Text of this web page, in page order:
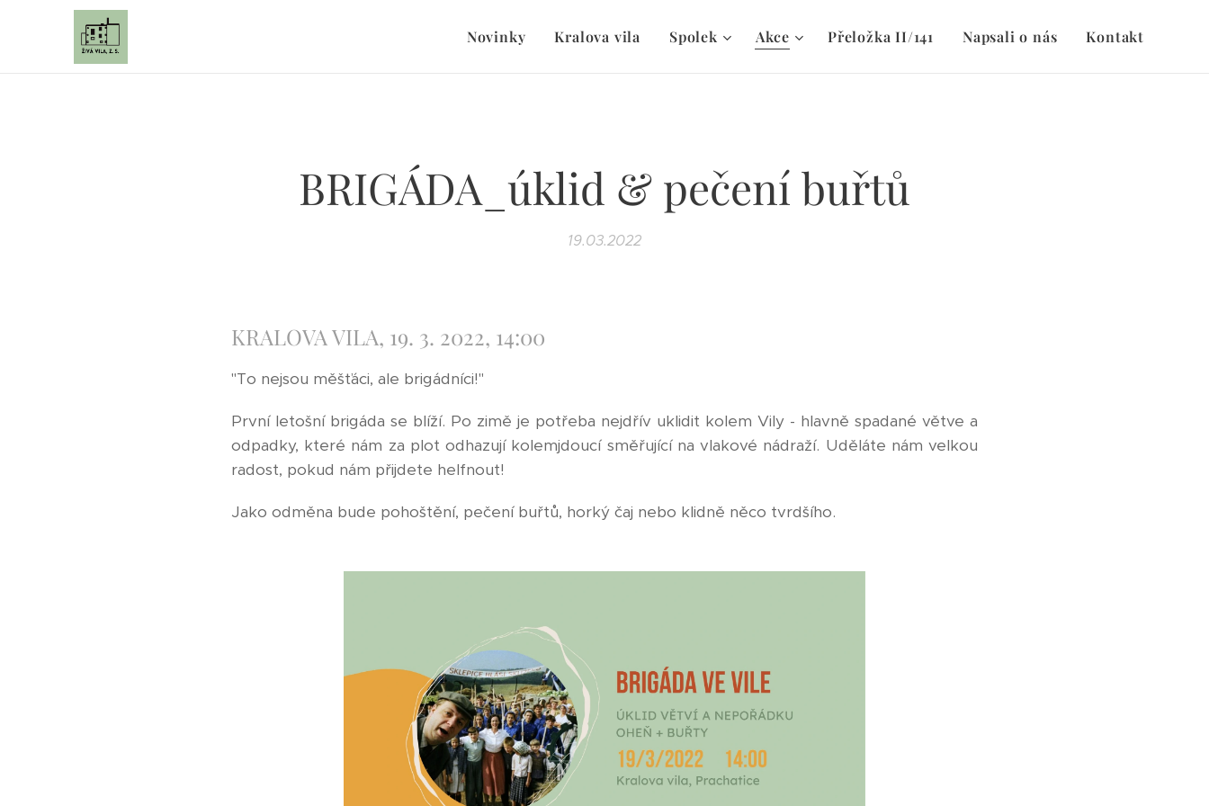
Novinky Kralova vila Spolek Akce Přeložka II/141 Napsali o nás Kontakt
BRIGÁDA_úklid & pečení buřtů
19.03.2022
KRALOVA VILA, 19. 3. 2022, 14:00
"To nejsou měšťáci, ale brigádníci!"
První letošní brigáda se blíží. Po zimě je potřeba nejdřív uklidit kolem Vily - hlavně spadané větve a
odpadky, které nám za plot odhazují kolemjdoucí směřující na vlakové nádraží. Uděláte nám velkou
radost, pokud nám přijdete helfnout!
Jako odměna bude pohoštění, pečení buřtů, horký čaj nebo klidně něco tvrdšího.